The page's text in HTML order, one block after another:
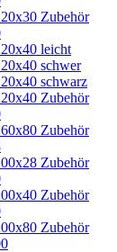
Zubehör
leicht
schwer
schwarz
Zubehör
Zubehör
Zubehör
Zubehör
Zubehör